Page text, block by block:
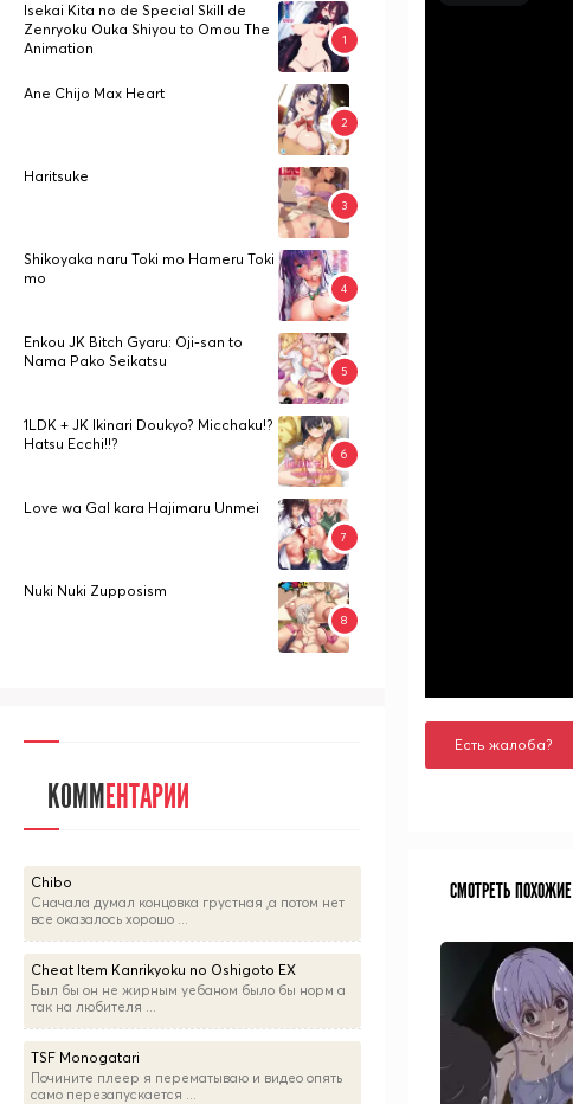
Есть жалоба?
СМОТРЕТЬ ПОХОЖИЕ
Isekai Kita no de Special Skill de
Zenryoku Ouka Shiyou to Omou The
Animation
Ane Chijo Max Heart
Haritsuke
Shikoyaka naru Toki mo Hameru Toki
mo
Enkou JK Bitch Gyaru: Oji-san to
Nama Pako Seikatsu
1LDK + JK Ikinari Doukyo? Micchaku!?
Hatsu Ecchi!!?
Love wa Gal kara Hajimaru Unmei
Nuki Nuki Zupposism
КОММЕНТАРИИ
Chibo
Сначала думал концовка грустная ,а потом нет
все оказалось хорошо ...
Cheat Item Kanrikyoku no Oshigoto EX
Был бы он не жирным уебаном было бы норм а
так на любителя ...
TSF Monogatari
Почините плеер я перематываю и видео опять
само перезапускается ...